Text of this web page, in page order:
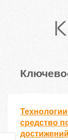
средство